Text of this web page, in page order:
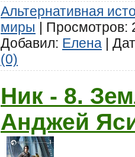
Альтернативная
миры | Просмотров:
Добавил: Елена |
(0)
Ник - 8.
Анджей